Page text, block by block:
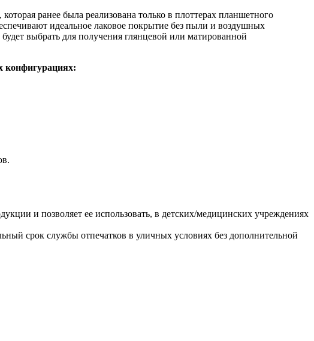
ранее была реализована только в плоттерах планшетного
идеальное лаковое покрытие без пыли и воздушных
выбрать для получения глянцевой или матированной
конфигурациях:
и позволяет ее использовать, в детских/медицинских учреждениях
срок службы отпечатков в уличных условиях без дополнительной